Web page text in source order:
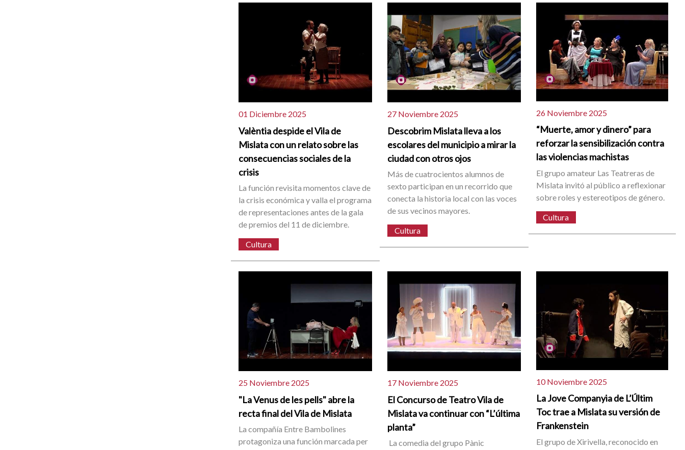
01 Diciembre 2025
Valèntia despide el Vila de
Mislata con un relato sobre las
consecuencias sociales de la
crisis
La función revisita momentos clave de
la crisis económica y valla el programa
de representaciones antes de la gala
de premios del 11 de diciembre.
Cultura
27 Noviembre 2025
Descobrim Mislata lleva a los
escolares del municipio a mirar la
ciudad con otros ojos
Más de cuatrocientos alumnos de
sexto participan en un recorrido que
conecta la historia local con las voces
de sus vecinos mayores.
Cultura
26 Noviembre 2025
“Muerte, amor y dinero” para
reforzar la sensibilización contra
las violencias machistas
El grupo amateur Las Teatreras de
Mislata invitó al público a reflexionar
sobre roles y estereotipos de género.
Cultura
25 Noviembre 2025
"La Venus de les pells" abre la
recta final del Vila de Mislata
La compañía Entre Bambolines
protagoniza una función marcada per
17 Noviembre 2025
El Concurso de Teatro Vila de
Mislata va continuar con “L’última
planta”
La comedia del grupo Pànic
10 Noviembre 2025
La Jove Companyia de L’Últim
Toc trae a Mislata su versión de
Frankenstein
El grupo de Xirivella, reconocido en